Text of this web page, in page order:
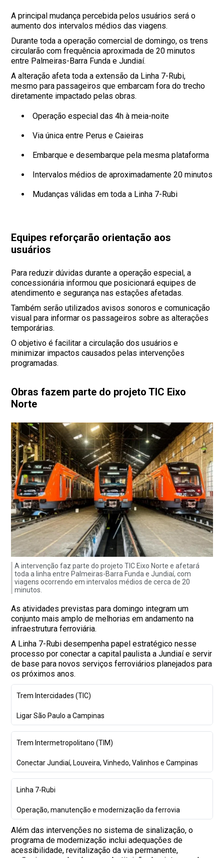
A principal mudança percebida pelos usuários será o
aumento dos intervalos médios das viagens.
Durante toda a operação comercial de domingo, os trens
circularão com frequência aproximada de 20 minutos
entre Palmeiras-Barra Funda e Jundiaí.
A alteração afeta toda a extensão da Linha 7-Rubi,
mesmo para passageiros que embarcam fora do trecho
diretamente impactado pelas obras.
Operação especial das 4h à meia-noite
Via única entre Perus e Caieiras
Embarque e desembarque pela mesma plataforma
Intervalos médios de aproximadamente 20 minutos
Mudanças válidas em toda a Linha 7-Rubi
Equipes reforçarão orientação aos
usuários
Para reduzir dúvidas durante a operação especial, a
concessionária informou que posicionará equipes de
atendimento e segurança nas estações afetadas.
Também serão utilizados avisos sonoros e comunicação
visual para informar os passageiros sobre as alterações
temporárias.
O objetivo é facilitar a circulação dos usuários e
minimizar impactos causados pelas intervenções
programadas.
Obras fazem parte do projeto TIC Eixo
Norte
A intervenção faz parte do projeto TIC Eixo Norte e afetará
toda a linha entre Palmeiras-Barra Funda e Jundiaí, com
viagens ocorrendo em intervalos médios de cerca de 20
minutos.
As atividades previstas para domingo integram um
conjunto mais amplo de melhorias em andamento na
infraestrutura ferroviária.
A Linha 7-Rubi desempenha papel estratégico nesse
processo por conectar a capital paulista a Jundiaí e servir
de base para novos serviços ferroviários planejados para
os próximos anos.
Trem Intercidades (TIC)
Ligar São Paulo a Campinas
Trem Intermetropolitano (TIM)
Conectar Jundiaí, Louveira, Vinhedo, Valinhos e Campinas
Linha 7-Rubi
Operação, manutenção e modernização da ferrovia
Além das intervenções no sistema de sinalização, o
programa de modernização inclui adequações de
acessibilidade, revitalização da via permanente,